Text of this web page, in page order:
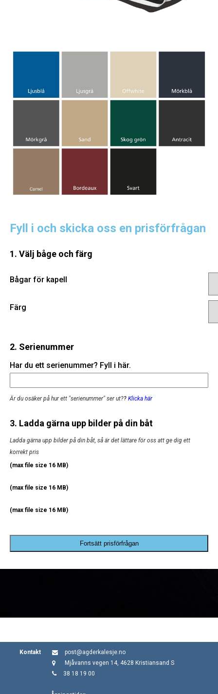
Fyll i och skicka oss en prisförfrågan
1. Välj båge och färg
Bågar för kapell
Färg
2. Serienummer
Har du ett serienummer? Fyll i här.
Är du osäker på hur ett "serienummer" ser ut?? Klicka här
3. Ladda gärna upp bilder på din båt
Ladda gärna upp bilder på din båt, så är det lättare för oss att ge dig ett
korrekt pris
(max file size 16 MB)
(max file size 16 MB)
(max file size 16 MB)
Fortsätt prisförfrågan
Kontakt
post@agderkalesje.no
Mjåvanns vegen 14, 4628 Kristiansand S
38 18 19 00